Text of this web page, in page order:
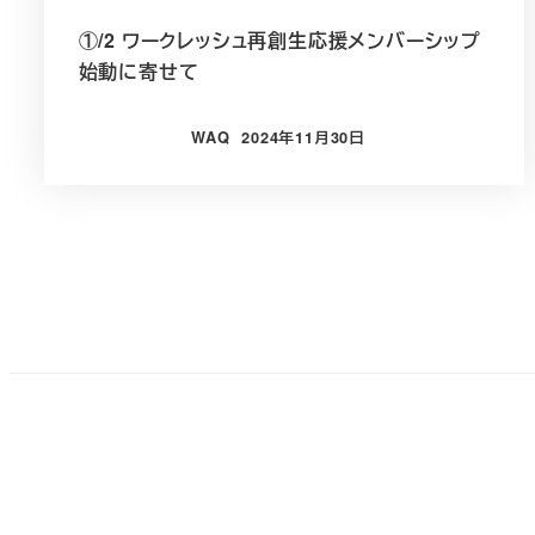
①/2 ワークレッシュ再創生応援メンバーシップ
始動に寄せて
WAQ 投稿日
2024年11月30日